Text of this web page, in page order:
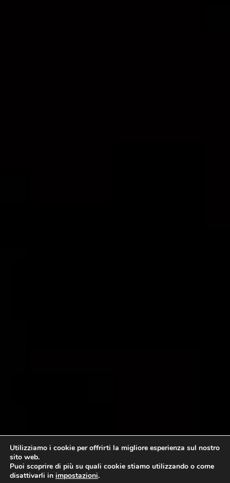
Utilizziamo i cookie per offrirti la migliore esperienza sul nostro
sito web.
Puoi scoprire di più su quali cookie stiamo utilizzando o come
disattivarli in impostazioni.